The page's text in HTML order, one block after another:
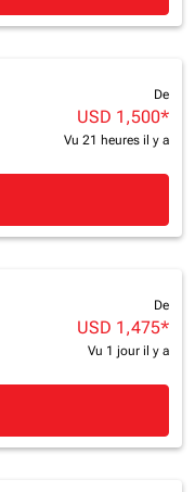
De
USD 1,500*
Vu 21 heures il y a
De
USD 1,475*
Vu 1 jour il y a